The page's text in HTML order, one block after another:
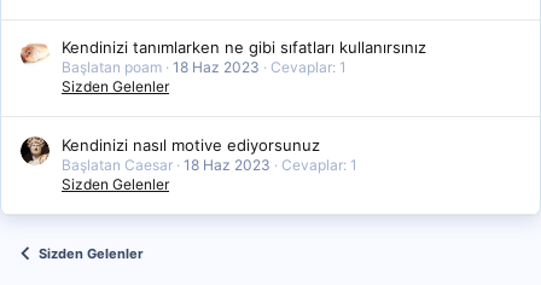
Kendinizi tanımlarken ne gibi sıfatları kullanırsınız
Başlatan poam 18 Haz 2023
Cevaplar: 1
Sizden Gelenler
Kendinizi nasıl motive ediyorsunuz
Başlatan Caesar 18 Haz 2023
Cevaplar: 1
Sizden Gelenler
Sizden Gelenler